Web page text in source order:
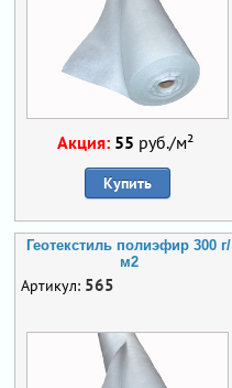
Акция: 55 руб./м²
Купить
Геотекстиль полиэфир 300 г/
м2
Артикул: 565